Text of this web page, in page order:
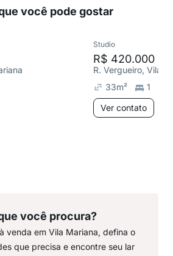
você pode gostar
Studio
R$ 420.000
R. Vergueiro, Vila
33m² 1
Ver contato
você procura?
venda em Vila Mariana, defina o
que precisa e encontre seu lar